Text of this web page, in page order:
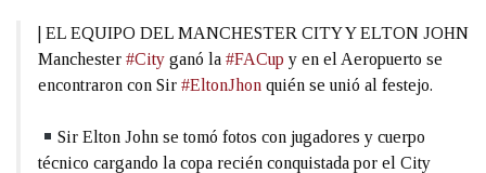
| EL EQUIPO DEL MANCHESTER CITY Y ELTON JOHN
Manchester #City ganó la #FACup y en el Aeropuerto se
encontraron con Sir #EltonJhon quién se unió al festejo.
Sir Elton John se tomó fotos con jugadores y cuerpo
técnico cargando la copa recién conquistada por el City